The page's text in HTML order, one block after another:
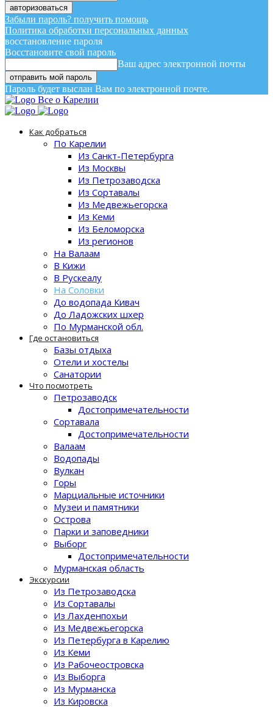
Забыли пароль? получить помощь
Политика обработки персональных данных
восстановление пароля
Восстановите свой пароль
Ваш адрес электронной почты
Пароль будет выслан Вам по электронной почте.
Все о Карелии
Как добраться
По Карелии
Из Санкт-Петербурга
Из Москвы
Из Петрозаводска
Из Сортавалы
Из Медвежьегорска
Из Кеми
Из Беломорска
Из регионов
На Валаам
В Кижи
В Рускеалу
На Соловки
До водопада Кивач
До Ладожских шхер
По Мурманской обл.
Где остановиться
Базы отдыха
Отели и хостелы
Санатории
Что посмотреть
Петрозаводск
Достопримечательности
Сортавала
Достопримечательности
Валаам
Водопады
Вулкан
Горы
Марциальные источники
Музеи и памятники
Острова
Парки и заповедники
Выборг
Достопримечательности
Мурманская область
Экскурсии
Из Петрозаводска
Из Сортавалы
Из Лахденпохьи
Из Медвежьегорска
Из Петербурга в Карелию
Из Кеми
Из Рабочеостровска
Из Выборга
Из Мурманска
Из Кировска